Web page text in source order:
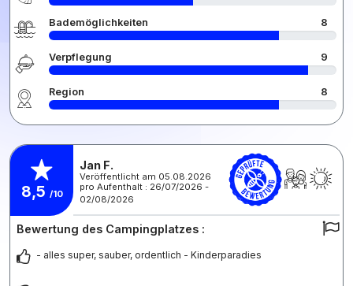
Bademöglichkeiten 8
Verpflegung 9
Region 8
8,5 /10
Jan F.
Veröffentlicht am 05.08.2026
pro Aufenthalt : 26/07/2026 -
02/08/2026
Bewertung des Campingplatzes :
- alles super, sauber, ordentlich - Kinderparadies